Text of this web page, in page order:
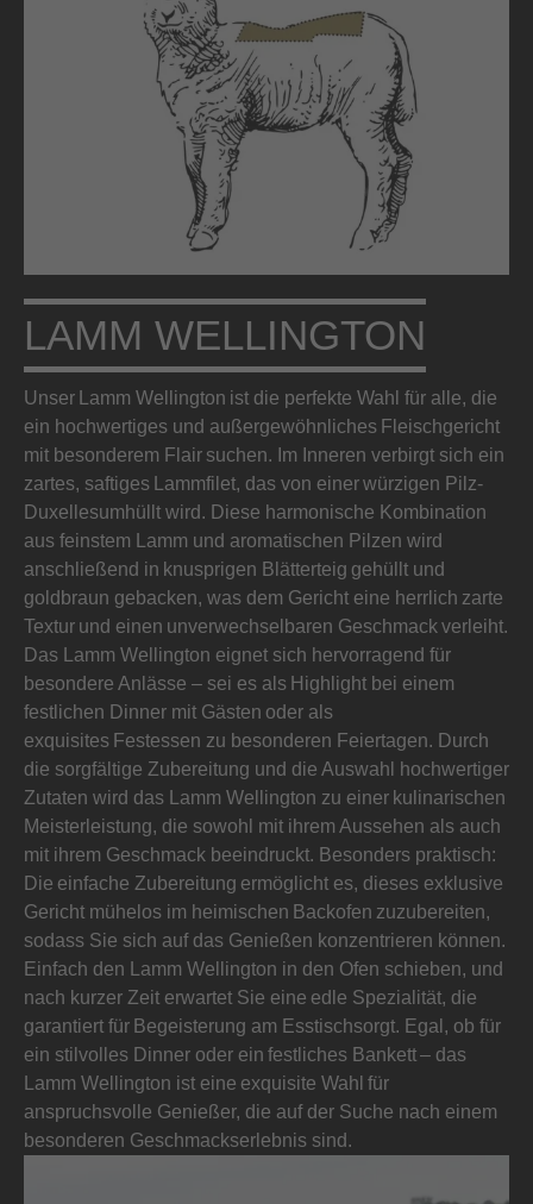
LAMM WELLINGTON
Unser Lamm Wellington ist die perfekte Wahl für alle, die
ein hochwertiges und außergewöhnliches Fleischgericht
mit besonderem Flair suchen. Im Inneren verbirgt sich ein
zartes, saftiges Lammfilet, das von einer würzigen Pilz-
Duxellesumhüllt wird. Diese harmonische Kombination
aus feinstem Lamm und aromatischen Pilzen wird
anschließend in knusprigen Blätterteig gehüllt und
goldbraun gebacken, was dem Gericht eine herrlich zarte
Textur und einen unverwechselbaren Geschmack verleiht.
Das Lamm Wellington eignet sich hervorragend für
besondere Anlässe – sei es als Highlight bei einem
festlichen Dinner mit Gästen oder als
exquisites Festessen zu besonderen Feiertagen. Durch
die sorgfältige Zubereitung und die Auswahl hochwertiger
Zutaten wird das Lamm Wellington zu einer kulinarischen
Meisterleistung, die sowohl mit ihrem Aussehen als auch
mit ihrem Geschmack beeindruckt. Besonders praktisch:
Die einfache Zubereitung ermöglicht es, dieses exklusive
Gericht mühelos im heimischen Backofen zuzubereiten,
sodass Sie sich auf das Genießen konzentrieren können.
Einfach den Lamm Wellington in den Ofen schieben, und
nach kurzer Zeit erwartet Sie eine edle Spezialität, die
garantiert für Begeisterung am Esstischsorgt. Egal, ob für
ein stilvolles Dinner oder ein festliches Bankett – das
Lamm Wellington ist eine exquisite Wahl für
anspruchsvolle Genießer, die auf der Suche nach einem
besonderen Geschmackserlebnis sind.